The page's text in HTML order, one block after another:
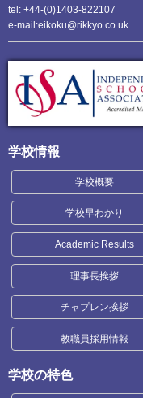
tel: +44-(0)1403-822107
e-mail:eikoku@rikkyo.co.uk
学校情報
学校概要
学校早わかり
Academic Results
理事長挨拶
チャプレン挨拶
教職員採用情報
学校の特色